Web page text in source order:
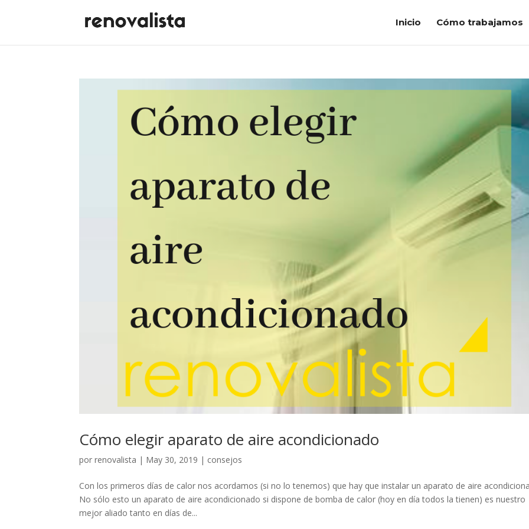
Inicio Cómo trabajamos
Cómo elegir aparato de aire acondicionado
porrenovalista | May 30, 2019 | consejos
Con los primeros días de calor nos acordamos (si no lo tenemos) que hay que instalar un aparato de aire
No sólo esto un aparato de aire acondicionado si dispone de bomba de calor (hoy en día todos la tienen) es nuestro
mejor aliado tanto en días de...